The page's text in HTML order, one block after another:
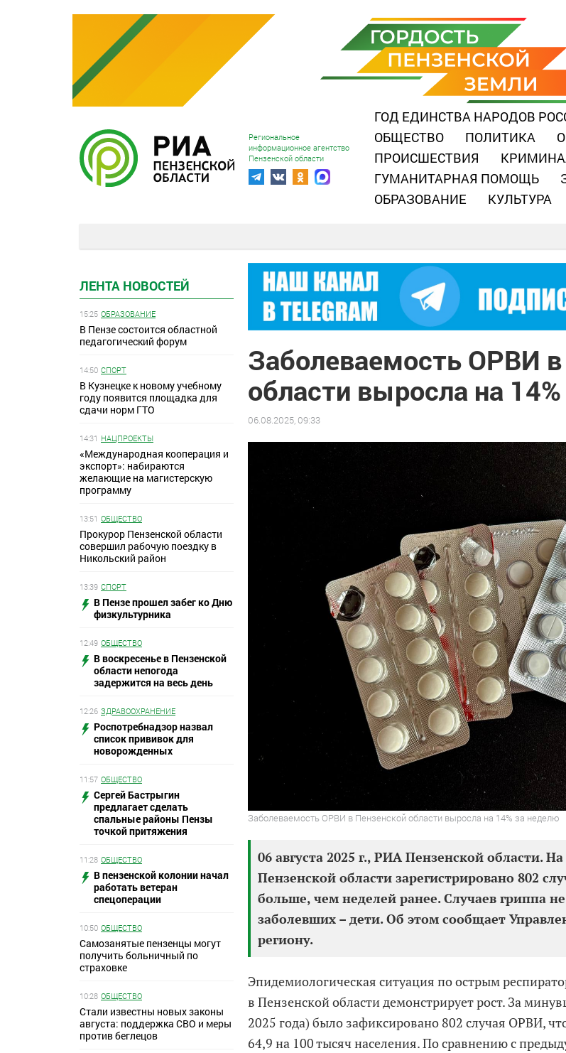
Региональное
информационное агентство
Пензенской области
ГОД ЕДИНСТВА НАРОДОВ
ОБЩЕСТВО
ПОЛИТИКА
ПРОИСШЕСТВИЯ
ГУМАНИТАРНАЯ ПОМОЩЬ
ОБРАЗОВАНИЕ
КУЛЬТУРА
ЛЕНТА НОВОСТЕЙ
15:25 ОБРАЗОВАНИЕ
В Пензе состоится областной
педагогический форум
14:50 СПОРТ
В Кузнецке к новому учебному
году появится площадка для
сдачи норм ГТО
14:31 НАЦПРОЕКТЫ
«Международная кооперация и
экспорт»: набираются
желающие на магистерскую
программу
13:51 ОБЩЕСТВО
Прокурор Пензенской области
совершил рабочую поездку в
Никольский район
13:39 СПОРТ
В Пензе прошел забег ко Дню
физкультурника
12:49 ОБЩЕСТВО
В воскресенье в Пензенской
области непогода
задержится на весь день
12:26 ЗДРАВООХРАНЕНИЕ
Роспотребнадзор назвал
список прививок для
новорожденных
11:57 ОБЩЕСТВО
Сергей Бастрыгин
предлагает сделать
спальные районы Пензы
точкой притяжения
11:28 ОБЩЕСТВО
В пензенской колонии начал
работать ветеран
спецоперации
10:50 ОБЩЕСТВО
Самозанятые пензенцы могут
получить больничный по
страховке
10:28 ОБЩЕСТВО
Стали известны новых законы
августа: поддержка СВО и меры
против беглецов
Заболеваемость ОРВИ
области выросла на
06.08.2025, 09:33
Заболеваемость ОРВИ в Пензенской области выросла на 14% за неделю
06 августа 2025 г., РИА Пензенской области.
Пензенской области зарегистрировано 802
больше, чем неделей ранее. Случаев гриппа
заболевших – дети. Об этом сообщает
региону.
Эпидемиологическая ситуация по острым
в Пензенской области демонстрирует рост. За
2025 года) было зафиксировано 802 случая ОРВИ,
64,9 на 100 тысяч населения. По сравнению с